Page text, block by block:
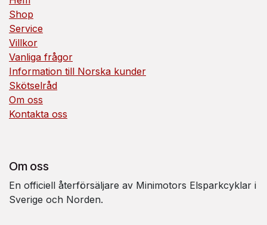
Shop
Service
Villkor
Vanliga frågor
Information till Norska kunder
Skötselråd
Om oss
Kontakta oss
Om oss
En officiell återförsäljare av Minimotors Elsparkcyklar i
Sverige och Norden.